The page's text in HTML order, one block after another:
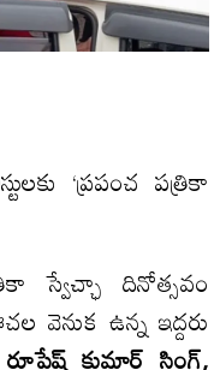
‘ప్రపంచ పత్రికా
స్వేచ్ఛా దినోత్సవం
వెనుక ఉన్న ఇద్దరు
రూపేష్ కుమార్ సింగ్,